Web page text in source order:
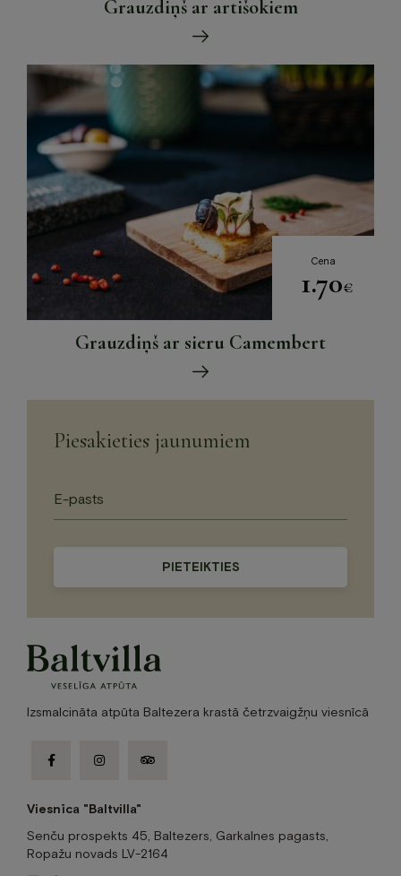
Grauzdiņš ar artišokiem
Cena
1.70€
Grauzdiņš ar sieru Camembert
Piesakieties jaunumiem
Izsmalcināta atpūta Baltezera krastā četrzvaigžņu viesnīcā
facebook-instagramtripadvisor
Viesnīca "Baltvilla"
Senču prospekts 45, Baltezers, Garkalnes pagasts,
Ropažu novads LV-2164